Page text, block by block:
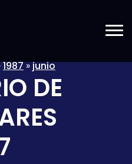
1987»junio
DE